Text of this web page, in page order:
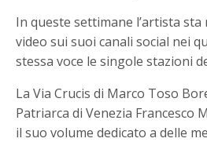
In queste settimane l’artista sta
video sui suoi canali social nei
stessa voce le singole stazioni
La Via Crucis di Marco Toso
Patriarca di Venezia Francesco
il suo volume dedicato a delle